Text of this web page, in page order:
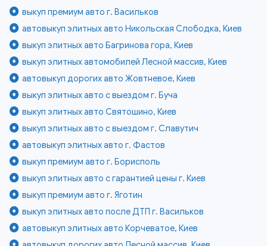
выкуп премиум авто г. Васильков
автовыкуп элитных авто Никольская Слободка, Киев
выкуп элитных авто Багринова гора, Киев
выкуп элитных автомобилей Лесной массив, Киев
автовыкуп дорогих авто Жовтневое, Киев
выкуп элитных авто с выездом г. Буча
выкуп элитных авто Святошино, Киев
выкуп элитных авто с выездом г. Славутич
автовыкуп элитных авто г. Фастов
выкуп премиум авто г. Борисполь
выкуп элитных авто с гарантией цены г. Киев
выкуп премиум авто г. Яготин
выкуп элитных авто после ДТП г. Васильков
автовыкуп элитных авто Корчеватое, Киев